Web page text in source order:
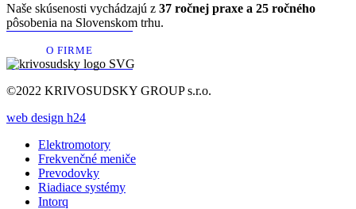
Naše skúsenosti vychádzajú z 37 ročnej praxe a 25 ročného
pôsobenia na Slovenskom trhu.
O FIRME
©2022 KRIVOSUDSKY GROUP s.r.o.
web design h24
Elektromotory
Frekvenčné meniče
Prevodovky
Riadiace systémy
Intorq